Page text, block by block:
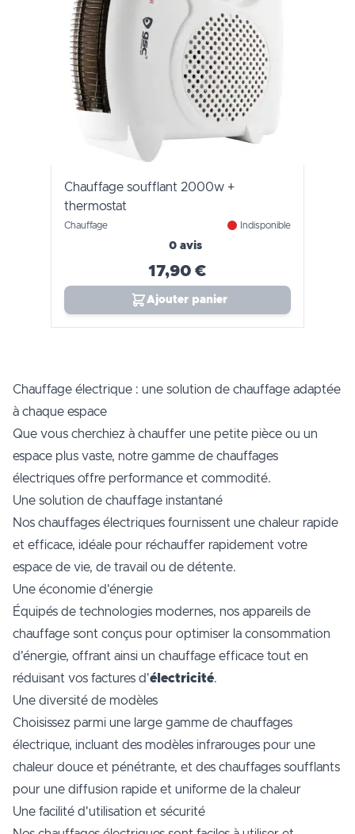
Chauffage soufflant 2000w +
thermostat
Chauffage Indisponible
0 avis
17,90 €
Ajouter panier
Chauffage électrique : une solution de chauffage adaptée
à chaque espace
Que vous cherchiez à chauffer une petite pièce ou un
espace plus vaste, notre gamme de chauffages
électriques offre performance et commodité.
Une solution de chauffage instantané
Nos chauffages électriques fournissent une chaleur rapide
et efficace, idéale pour réchauffer rapidement votre
espace de vie, de travail ou de détente.
Une économie d'énergie
Équipés de technologies modernes, nos appareils de
chauffage sont conçus pour optimiser la consommation
d'énergie, offrant ainsi un chauffage efficace tout en
réduisant vos factures d'électricité.
Une diversité de modèles
Choisissez parmi une large gamme de chauffages
électrique, incluant des modèles infrarouges pour une
chaleur douce et pénétrante, et des chauffages soufflants
pour une diffusion rapide et uniforme de la chaleur
Une facilité d'utilisation et sécurité